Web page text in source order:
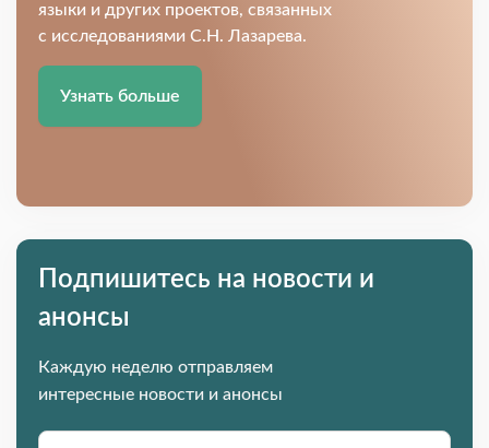
языки и других проектов, связанных
с исследованиями С.Н. Лазарева.
Узнать больше
Подпишитесь на новости и
анонсы
Каждую неделю отправляем
интересные новости и анонсы